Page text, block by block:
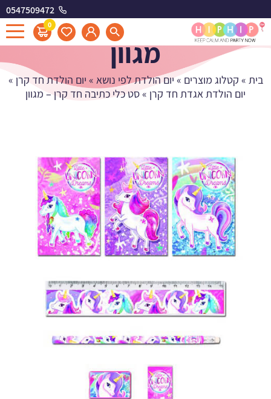
0547509472
0
סט כלי כתיבה חד קרן -
מגוון
בית » קטלוג מוצרים » יום הולדת לפי נושא » יום הולדת חד קרן »
יום הולדת אגדת חד קרן »סט כלי כתיבה חד קרן – מגוון